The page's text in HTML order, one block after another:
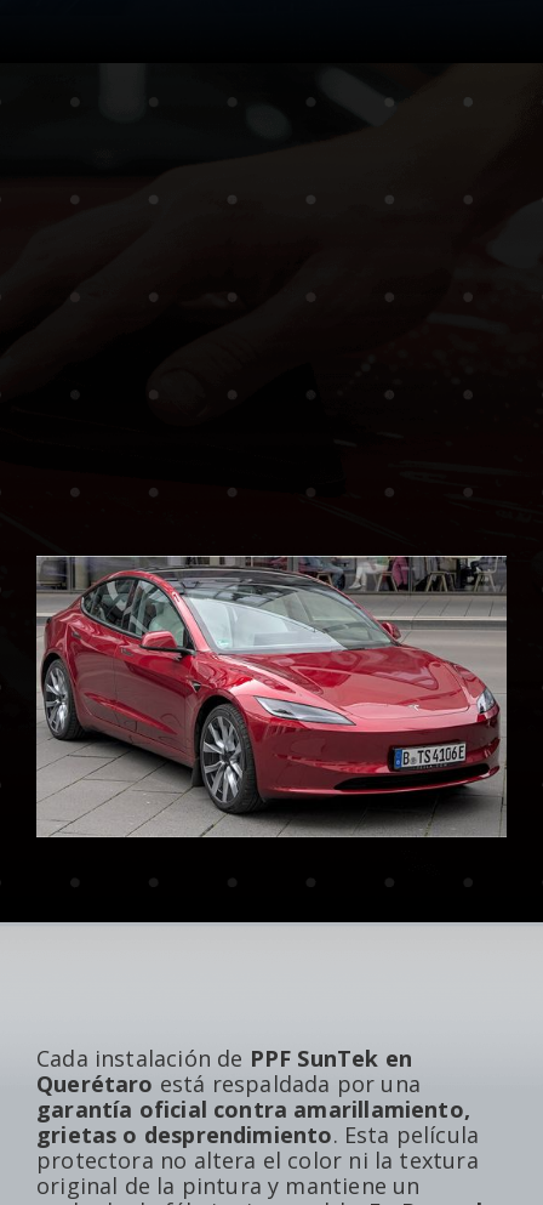
Cada instalación de PPF SunTek en
Querétaro está respaldada por una
garantía oficial contra amarillamiento,
grietas o desprendimiento. Esta película
protectora no altera el color ni la textura
original de la pintura y mantiene un